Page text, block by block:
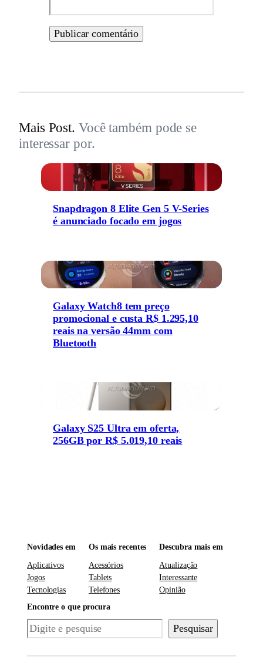
Mais Post. Você também pode se
interessar por.
Snapdragon 8 Elite Gen 5 V-Series
é anunciado focado em jogos
Galaxy Watch8 tem preço
promocional e custa R$ 1.295,10
reais na versão 44mm com
Bluetooth
Galaxy S25 Ultra em oferta,
256GB por R$ 5.019,10 reais
Novidades em
Aplicativos
Jogos
Tecnologias
Os mais recentes
Acessórios
Tablets
Telefones
Descubra mais em
Atualização
Interessante
Opinião
Encontre o que procura
Pesquisar Pesquisar